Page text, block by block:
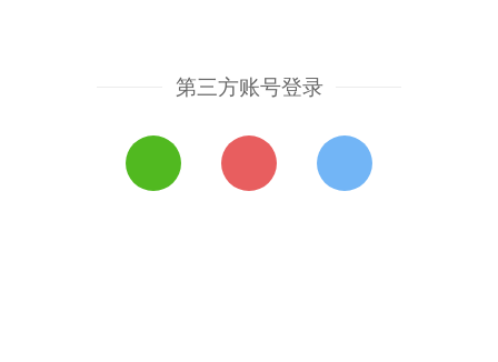
第三方账号登录